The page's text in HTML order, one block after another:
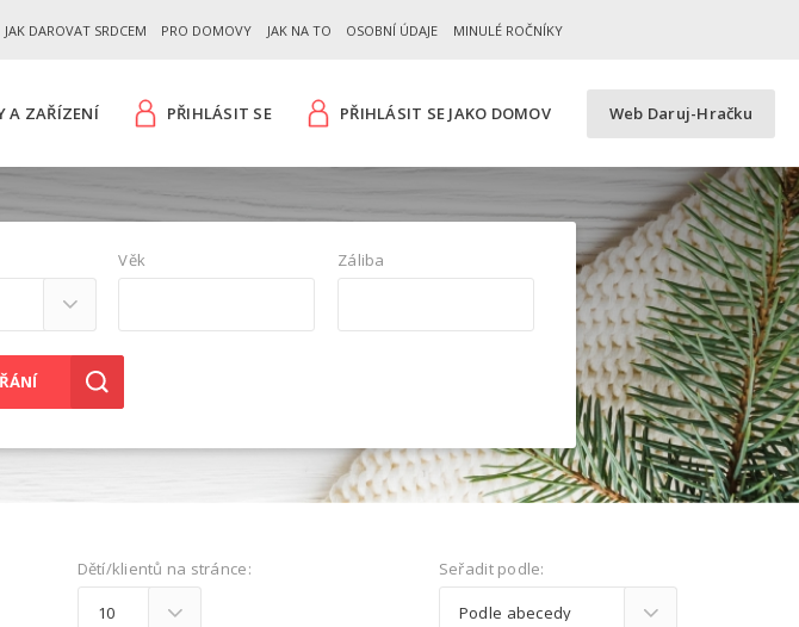
JAK DAROVAT SRDCEM PRO DOMOVY JAK NA TO OSOBNÍ ÚDAJE MINULÉ ROČNÍKY
A ZAŘÍZENÍ PŘIHLÁSIT SE PŘIHLÁSIT SE JAKO DOMOV Web Daruj-Hračku
Věk Záliba
Dětí/klientů na stránce: Seřadit podle: